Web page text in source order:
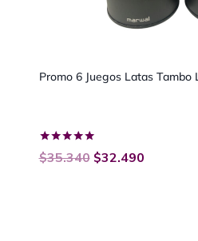
Promo 6 Juegos Latas Tambo
Valorado
con
$35.340 $32.490